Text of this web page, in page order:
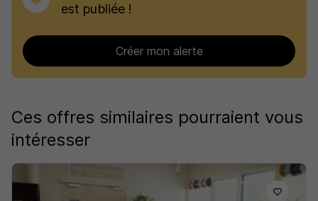
est publiée !
Créer mon alerte
Ces offres similaires pourraient vous
intéresser